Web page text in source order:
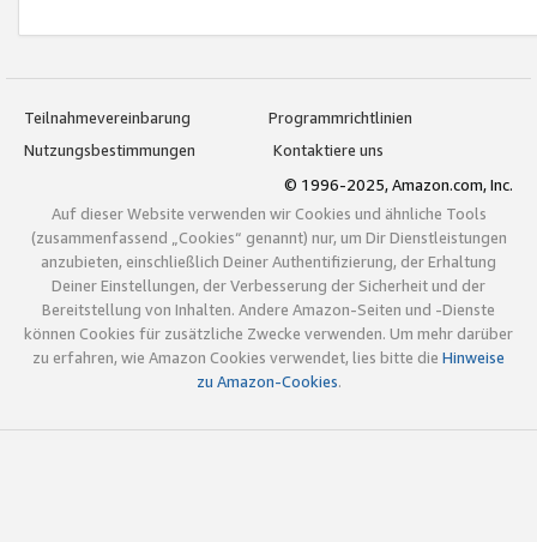
Teilnahmevereinbarung
Programmrichtlinien
Nutzungsbestimmungen
Kontaktiere uns
© 1996-2025, Amazon.com, Inc.
Auf dieser Website verwenden wir Cookies und ähnliche Tools
(zusammenfassend „Cookies“ genannt) nur, um Dir Dienstleistungen
anzubieten, einschließlich Deiner Authentifizierung, der Erhaltung
Deiner Einstellungen, der Verbesserung der Sicherheit und der
Bereitstellung von Inhalten. Andere Amazon-Seiten und -Dienste
können Cookies für zusätzliche Zwecke verwenden. Um mehr darüber
zu erfahren, wie Amazon Cookies verwendet, lies bitte die Hinweise
zu Amazon-Cookies.